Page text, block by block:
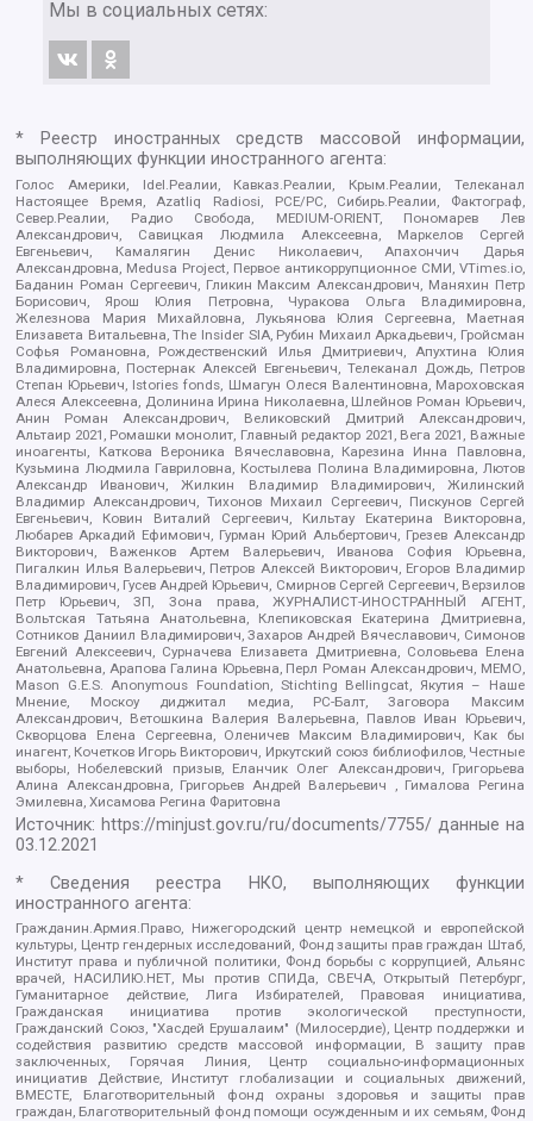
Мы в социальных сетях:
* Реестр иностранных средств массовой информации,
выполняющих функции иностранного агента:
Голос Америки, Idel.Реалии, Кавказ.Реалии, Крым.Реалии, Телеканал
Настоящее Время, Azatliq Radiosi, PCE/PC, Сибирь.Реалии, Фактограф,
Север.Реалии, Радио Свобода, MEDIUM-ORIENT, Пономарев Лев
Александрович, Савицкая Людмила Алексеевна, Маркелов Сергей
Евгеньевич, Камалягин Денис Николаевич, Апахончич Дарья
Александровна, Medusa Project, Первое антикоррупционное СМИ, VTimes.io,
Баданин Роман Сергеевич, Гликин Максим Александрович, Маняхин Петр
Борисович, Ярош Юлия Петровна, Чуракова Ольга Владимировна,
Железнова Мария Михайловна, Лукьянова Юлия Сергеевна, Маетная
Елизавета Витальевна, The Insider SIA, Рубин Михаил Аркадьевич, Гройсман
Софья Романовна, Рождественский Илья Дмитриевич, Апухтина Юлия
Владимировна, Постернак Алексей Евгеньевич, Телеканал Дождь, Петров
Степан Юрьевич, Istories fonds, Шмагун Олеся Валентиновна, Мароховская
Алеся Алексеевна, Долинина Ирина Николаевна, Шлейнов Роман Юрьевич,
Анин Роман Александрович, Великовский Дмитрий Александрович,
Альтаир 2021, Ромашки монолит, Главный редактор 2021, Вега 2021, Важные
иноагенты, Каткова Вероника Вячеславовна, Карезина Инна Павловна,
Кузьмина Людмила Гавриловна, Костылева Полина Владимировна, Лютов
Александр Иванович, Жилкин Владимир Владимирович, Жилинский
Владимир Александрович, Тихонов Михаил Сергеевич, Пискунов Сергей
Евгеньевич, Ковин Виталий Сергеевич, Кильтау Екатерина Викторовна,
Любарев Аркадий Ефимович, Гурман Юрий Альбертович, Грезев Александр
Викторович, Важенков Артем Валерьевич, Иванова София Юрьевна,
Пигалкин Илья Валерьевич, Петров Алексей Викторович, Егоров Владимир
Владимирович, Гусев Андрей Юрьевич, Смирнов Сергей Сергеевич, Верзилов
Петр Юрьевич, ЗП, Зона права, ЖУРНАЛИСТ-ИНОСТРАННЫЙ АГЕНТ,
Вольтская Татьяна Анатольевна, Клепиковская Екатерина Дмитриевна,
Сотников Даниил Владимирович, Захаров Андрей Вячеславович, Симонов
Евгений Алексеевич, Сурначева Елизавета Дмитриевна, Соловьева Елена
Анатольевна, Арапова Галина Юрьевна, Перл Роман Александрович, МЕМО,
Mason G.E.S. Anonymous Foundation, Stichting Bellingcat, Якутия – Наше
Мнение, Москоу диджитал медиа, РС-Балт, Заговора Максим
Александрович, Ветошкина Валерия Валерьевна, Павлов Иван Юрьевич,
Скворцова Елена Сергеевна, Оленичев Максим Владимирович, Как бы
инагент, Кочетков Игорь Викторович, Иркутский союз библиофилов, Честные
выборы, Нобелевский призыв, Еланчик Олег Александрович, Григорьева
Алина Александровна, Григорьев Андрей Валерьевич , Гималова Регина
Эмилевна, Хисамова Регина Фаритовна
Источник: https://minjust.gov.ru/ru/documents/7755/ данные на
03.12.2021
* Сведения реестра НКО, выполняющих функции
иностранного агента:
Гражданин.Армия.Право, Нижегородский центр немецкой и европейской
культуры, Центр гендерных исследований, Фонд защиты прав граждан Штаб,
Институт права и публичной политики, Фонд борьбы с коррупцией, Альянс
врачей, НАСИЛИЮ.НЕТ, Мы против СПИДа, СВЕЧА, Открытый Петербург,
Гуманитарное действие, Лига Избирателей, Правовая инициатива,
Гражданская инициатива против экологической преступности,
Гражданский Союз, "Хасдей Ерушалаим" (Милосердие), Центр поддержки и
содействия развитию средств массовой информации, В защиту прав
заключенных, Горячая Линия, Центр социально-информационных
инициатив Действие, Институт глобализации и социальных движений,
ВМЕСТЕ, Благотворительный фонд охраны здоровья и защиты прав
граждан, Благотворительный фонд помощи осужденным и их семьям, Фонд